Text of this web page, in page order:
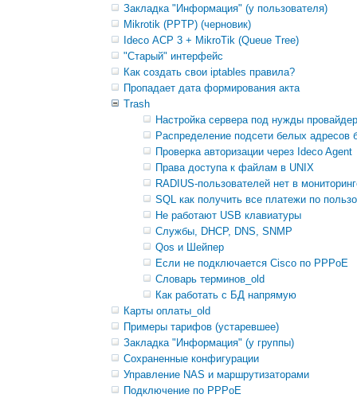
Закладка "Информация" (у пользователя)
Mikrotik (PPTP) (черновик)
Ideco АСР 3 + MikroTik (Queue Tree)
"Старый" интерфейс
Как создать свои iptables правила?
Пропадает дата формирования акта
Trash
Настройка сервера под нужды
Распределение подсети белых адресов
Проверка авторизации через Ideco Agent
Права доступа к файлам в UNIX
RADIUS-пользователей нет в
SQL как получить все платежи по
Не работают USB клавиатуры
Службы, DHCP, DNS, SNMP
Qos и Шейпер
Если не подключается Cisco по PPPoE
Словарь терминов_old
Как работать с БД напрямую
Карты оплаты_old
Примеры тарифов (устаревшее)
Закладка "Информация" (у группы)
Сохраненные конфигурации
Управление NAS и маршрутизаторами
Подключение по PPPoE